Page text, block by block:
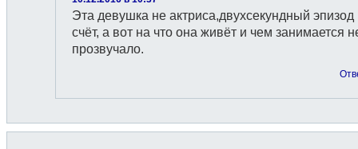
Эта девушка не актриса,двухсекундный эпизод
счёт, а вот на что она живёт и чем занимается
прозвучало.